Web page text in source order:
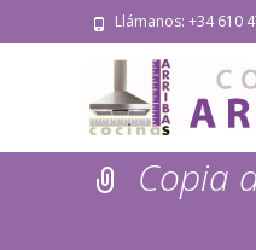
Llámanos: +34 610
Copia